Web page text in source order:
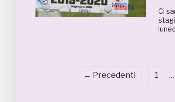
Ci
← Precedenti 1 …